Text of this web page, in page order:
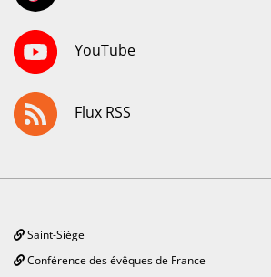
YouTube
Flux RSS
Saint-Siège
Conférence des évêques de France